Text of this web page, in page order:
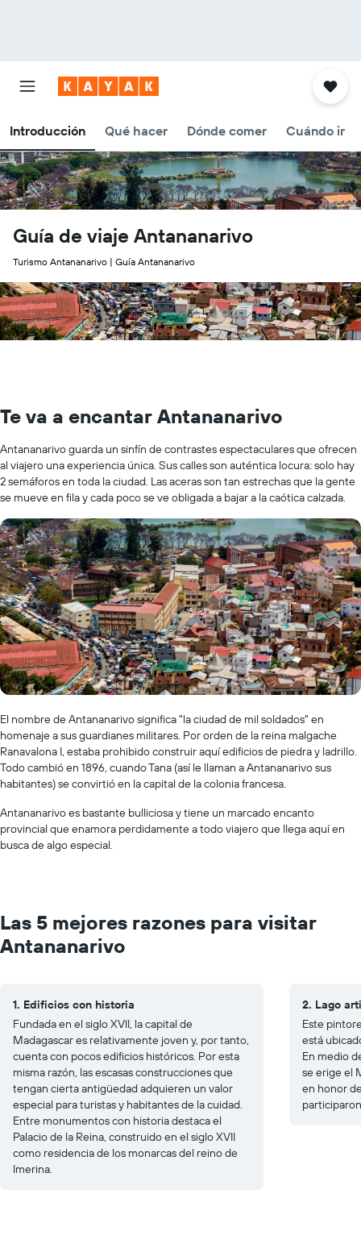
Introducción Qué hacer Dónde comer Cuándo ir
Guía de viaje Antananarivo
Turismo Antananarivo | Guía Antananarivo
Te va a encantar Antananarivo
Antananarivo guarda un sinfín de contrastes espectaculares que ofrecen
al viajero una experiencia única. Sus calles son auténtica locura: solo hay
2 semáforos en toda la ciudad. Las aceras son tan estrechas que la gente
se mueve en fila y cada poco se ve obligada a bajar a la caótica calzada.
El nombre de Antananarivo significa "la ciudad de mil soldados" en
homenaje a sus guardianes militares. Por orden de la reina malgache
Ranavalona I, estaba prohibido construir aquí edificios de piedra y ladrillo.
Todo cambió en 1896, cuando Tana (así le llaman a Antananarivo sus
habitantes) se convirtió en la capital de la colonia francesa.
Antananarivo es bastante bulliciosa y tiene un marcado encanto
provincial que enamora perdidamente a todo viajero que llega aquí en
busca de algo especial.
Las 5 mejores razones para visitar
Antananarivo
1. Edificios con historia
Fundada en el siglo XVII, la capital de
Madagascar es relativamente joven y, por tanto,
cuenta con pocos edificios históricos. Por esta
misma razón, las escasas construcciones que
tengan cierta antigüedad adquieren un valor
especial para turistas y habitantes de la cuidad.
Entre monumentos con historia destaca el
Palacio de la Reina, construido en el siglo XVII
como residencia de los monarcas del reino de
Imerina.
2. Lago
Este
está
En medio
se erige el
en honor